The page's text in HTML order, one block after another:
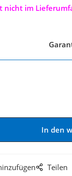
im
Teilen